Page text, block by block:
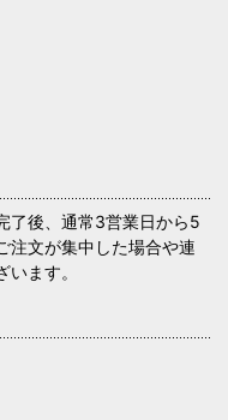
了後、通常3営業日から5
注文が集中した場合や連
ます。